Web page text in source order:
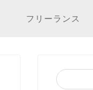
フリーランス